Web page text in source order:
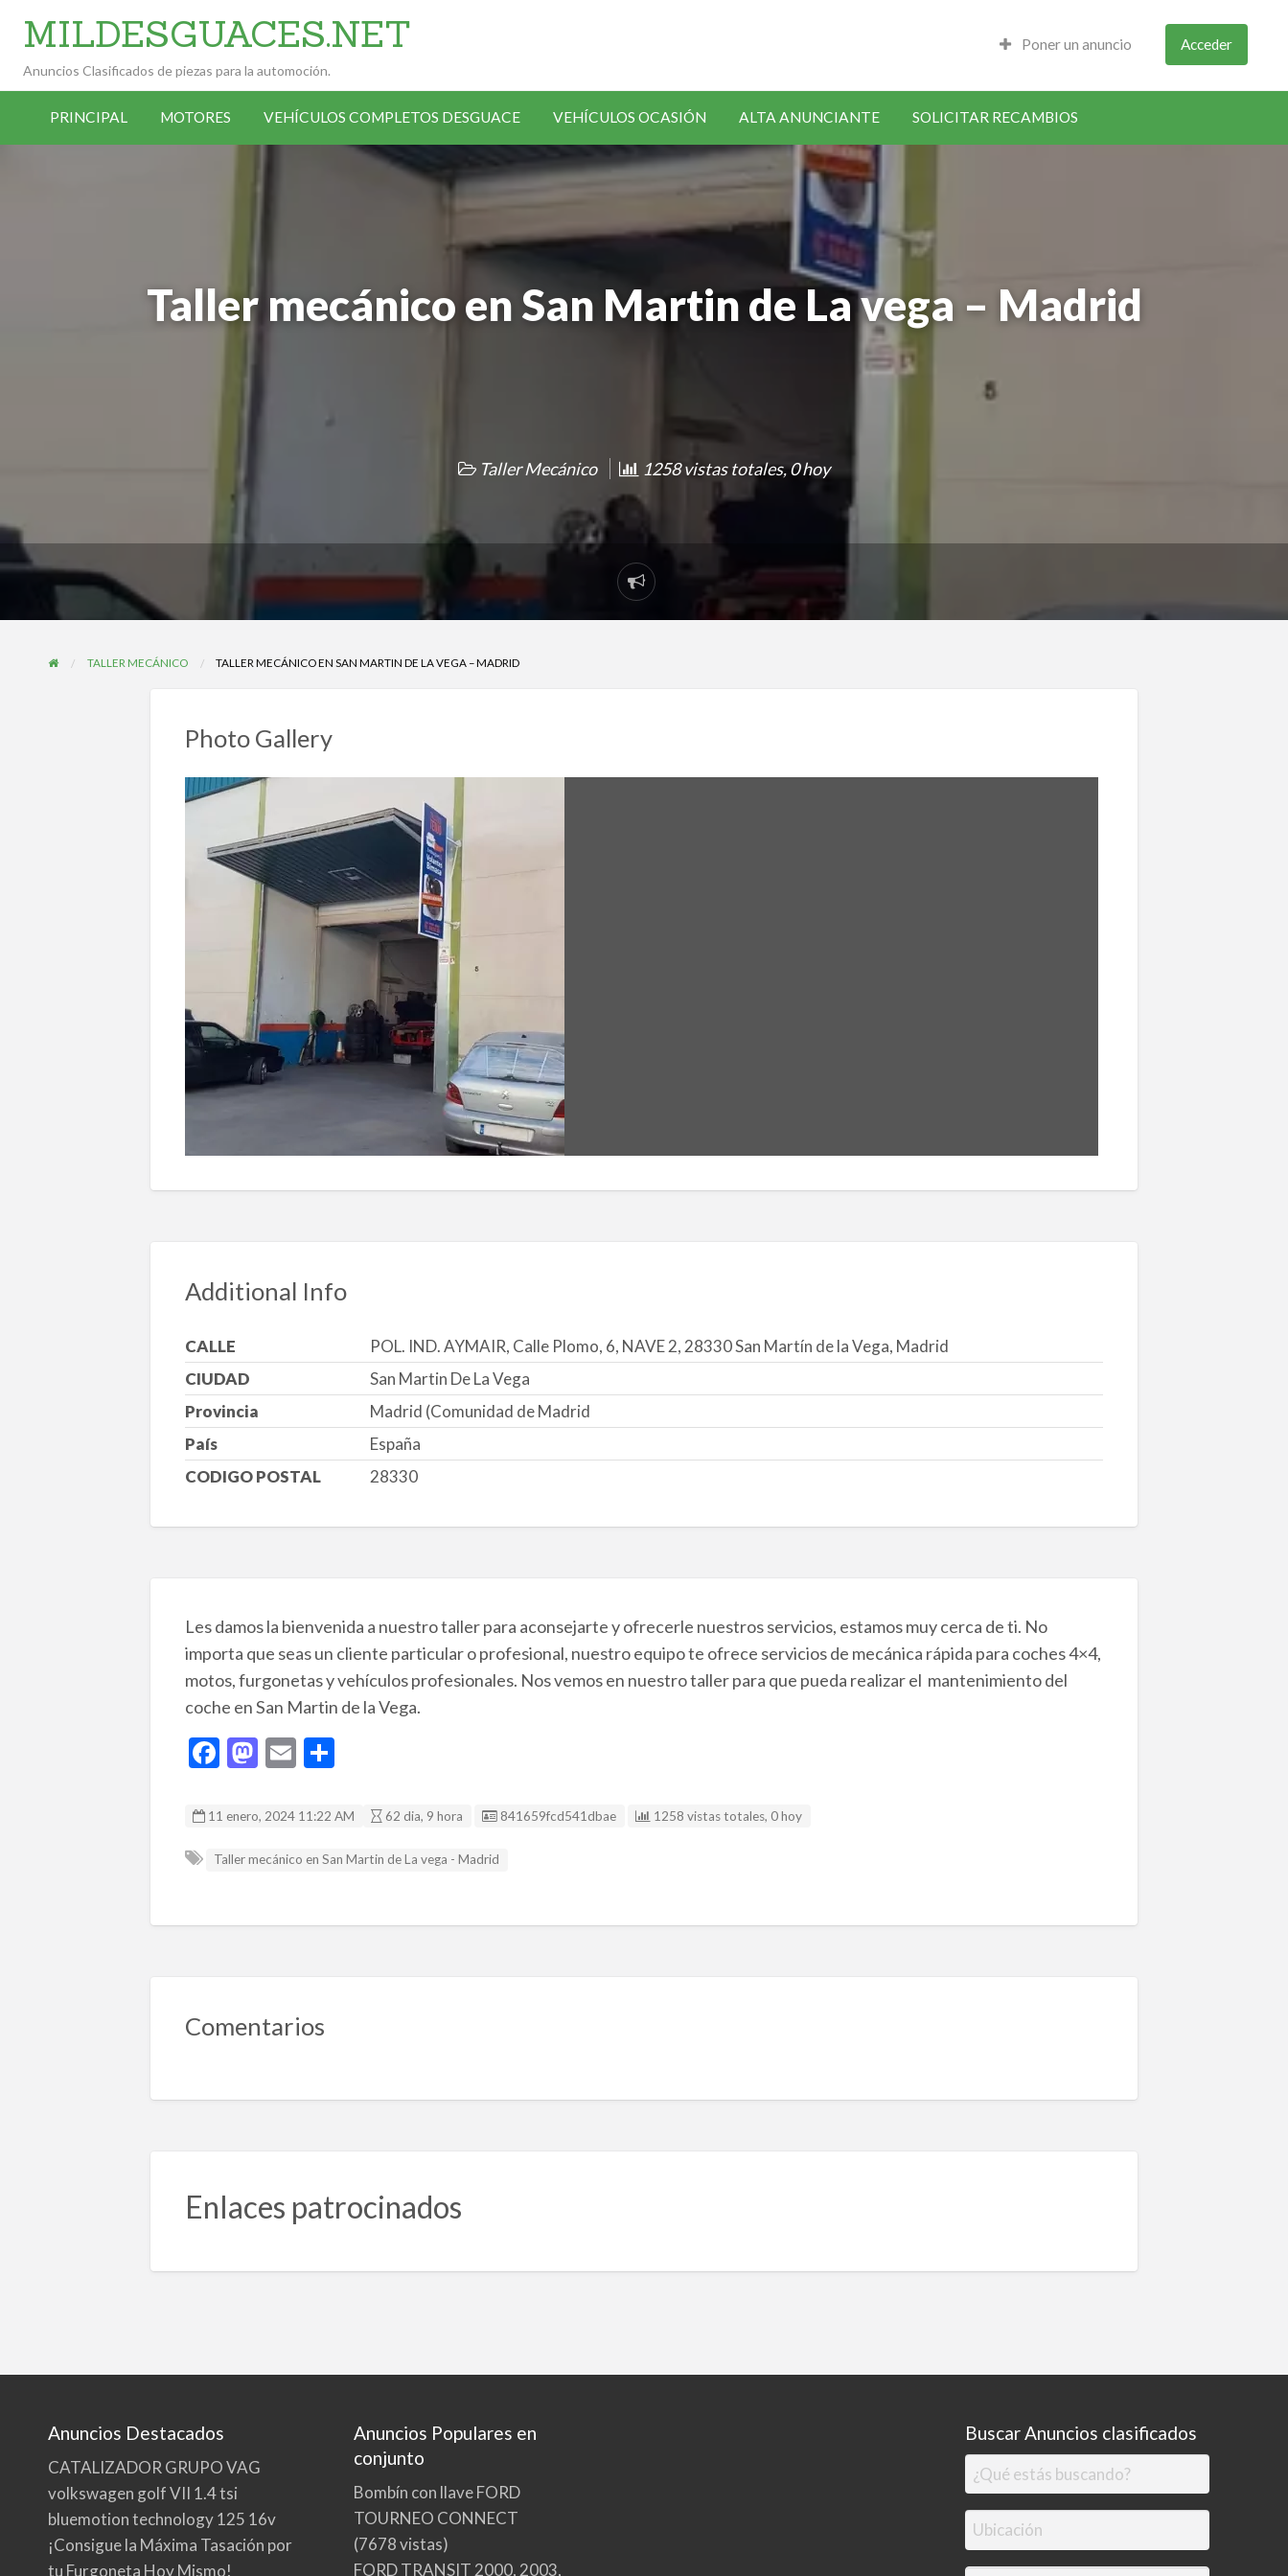
VEHÍCULOS
COMPLETOS
VEHÍCULOS
OCASIÓN
ALTA
ANUNCIANTE
SOLICITAR
RECAMBIOS
MILDESGUACES.NET
Anuncios Clasificados de piezas para la automoción.
Poner un anuncio Acceder
PRINCIPAL MOTORES VEHÍCULOS COMPLETOS DESGUACE VEHÍCULOS OCASIÓN ALTA ANUNCIANTE SOLICITAR RECAMBIOS
Taller mecánico en San Martin de La vega – Madrid
Taller Mecánico 1258 vistas totales, 0 hoy
Reportar
problema
TALLER MECÁNICO TALLER MECÁNICO EN SAN MARTIN DE LA VEGA – MADRID
Photo Gallery
Additional Info
CALLE
POL. IND. AYMAIR, Calle Plomo, 6, NAVE 2, 28330 San Martín de la Vega, Madrid
CIUDAD
San Martin De La Vega
Provincia
Madrid (Comunidad de Madrid
País
España
CODIGO POSTAL
28330
Les damos la bienvenida a nuestro taller para aconsejarte y ofrecerle nuestros servicios, estamos muy cerca de ti. No
importa que seas un cliente particular o profesional, nuestro equipo te ofrece servicios de mecánica rápida para coches 4×4,
motos, furgonetas y vehículos profesionales. Nos vemos en nuestro taller para que pueda realizar el mantenimiento del
coche en San Martin de la Vega.
F
e
o
k
M
to
o
E
ai
C
m
ar
r
11 enero, 2024 11:22 AM 62 dia, 9 hora Listing ID
841659fcd541dbae 1258 vistas totales, 0 hoy
Taller mecánico en San Martin de La vega - Madrid
Comentarios
Enlaces patrocinados
Anuncios Destacados
CATALIZADOR GRUPO VAG
volkswagen golf VII 1.4 tsi
bluemotion technology 125 16v
¡Consigue la Máxima Tasación por
tu Furgoneta Hoy Mismo!
Anuncios Populares en
conjunto
Bombín con llave FORD
TOURNEO CONNECT
(7678 vistas)
FORD TRANSIT 2000, 2003,
Buscar Anuncios clasificados